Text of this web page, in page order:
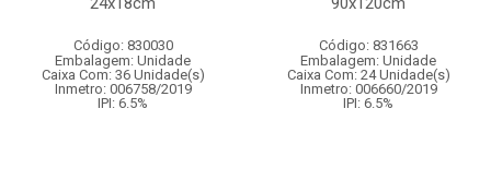
Código: 830030
Embalagem: Unidade
Caixa Com: 36 Unidade(s)
Inmetro: 006758/2019
IPI: 6.5%
Código: 831663
Embalagem: Unidade
Caixa Com: 24 Unidade(s)
Inmetro: 006660/2019
IPI: 6.5%